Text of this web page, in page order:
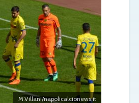
M.Villani/napolicalcionews.it